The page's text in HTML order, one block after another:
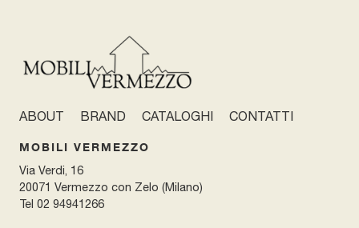
ABOUT BRAND CATALOGHI CONTATTI
MOBILI VERMEZZO
Via Verdi, 16
20071 Vermezzo con Zelo (Milano)
Tel 02 94941266